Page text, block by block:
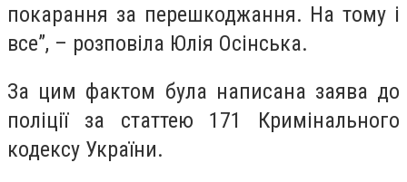
покарання за перешкоджання. На тому і
все”, – розповіла Юлія Осінська.
За цим фактом була написана заява до
поліції за статтею 171 Кримінального
кодексу України.